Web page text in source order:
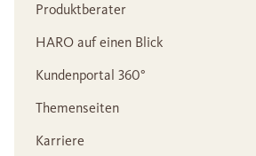
Produktberater
HARO auf einen Blick
Kundenportal 360°
Themenseiten
Karriere